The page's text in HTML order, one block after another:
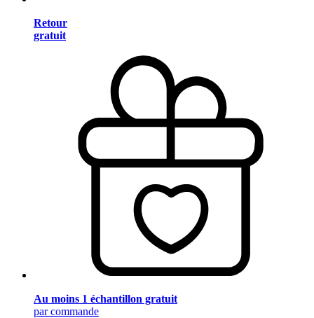
Retour
gratuit
Au moins 1 échantillon gratuit
par commande